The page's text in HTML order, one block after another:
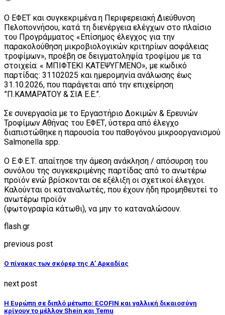
Ο ΕΦΕΤ και συγκεκριμένα η Περιφερειακή Διεύθυνση
Πελοποννήσου, κατά τη διενέργεια ελέγχων στο πλαίσιο
του Προγράμματος «Επίσημος έλεγχος για την
παρακολούθηση μικροβιολογικών κριτηρίων ασφάλειας
τροφίμων», προέβη σε δειγματοληψία τροφίμου με τα
στοιχεία: « ΜΠΙΦΤΕΚΙ ΚΑΤΕΨΥΓΜΕΝΟ», με κωδικό
παρτίδας: 31102025 και ημερομηνία ανάλωσης έως
31.10.2026, που παράγεται από την επιχείρηση
”Π.ΚΑΜΑΡΑΤΟΥ & ΣΙΑ Ε.Ε.”.
Σε συνεργασία με τo Εργαστήριo Δοκιμών & Ερευνών
Τροφίμων Αθήνας του ΕΦΕΤ, ύστερα από έλεγχο
διαπιστώθηκε η παρουσία του παθογόνου μικροοργανισμού
Salmonella spp.
Ο Ε.Φ.Ε.Τ. απαίτησε την άμεση ανάκληση / απόσυρση του
συνόλου της συγκεκριμένης παρτίδας από το ανωτέρω
προϊόν ενώ βρίσκονται σε εξέλιξη οι σχετικοί έλεγχοι.
Καλούνται οι καταναλωτές, που έχουν ήδη προμηθευτεί το
ανωτέρω προϊόν
(φωτογραφία κάτωθι), να μην το καταναλώσουν.
flash.gr
previous post
Ο πίνακας των σκόρερ της Α’ Αρκαδίας
next post
Η Ευρώπη σε διπλό μέτωπο: ECOFIN και γαλλική δικαιοσύνη
κρίνουν το μέλλον Shein και Temu